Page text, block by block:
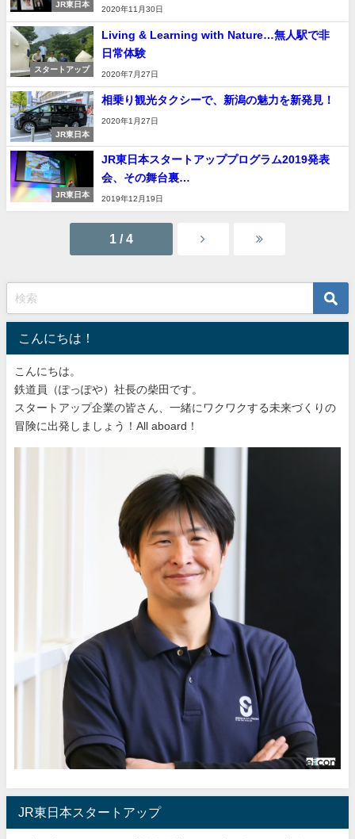
JR東日本
2020年11月30日
スタートアップ
Living & Learning with Nature…無人駅で非
日常体験
2020年7月27日
JR東日本
相乗り観光タクシーで、新潟の魅力を新発見！
2020年1月27日
JR東日本
JR東日本スタートアッププログラム2019発表
会、その舞台裏…
2019年12月19日
1 / 4
こんにちは！
こんにちは。
鉄道員（ぽっぽや）社長の柴田です。
スタートアップ企業の皆さん、一緒にワクワクする未来づくりの
冒険に出発しましょう！All aboard！
JR東日本スタートアップ